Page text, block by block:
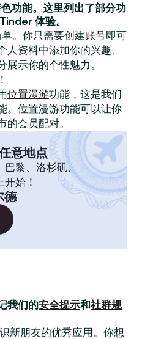
功能。这里列出了部分功
体验。
。你只需要创建账号即可
资料中添加你的兴趣、
展示你的个性魅力。
位置漫游功能，这是我们
。位置漫游功能可以让你
会员配对。
意地点
黎、洛杉矶、
始！
德
我们的安全提示和社群规
新朋友的优秀应用。你想